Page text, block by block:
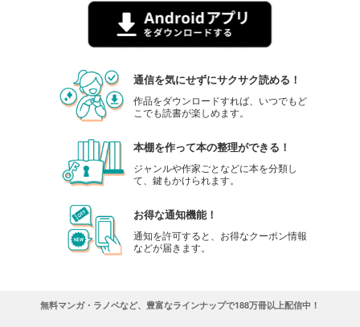
通信を気にせずにサクサク読める！
作品をダウンロードすれば、いつでもど
こでも読書が楽しめます。
本棚を作って本の整理ができる！
ジャンルや作家ごとなどに本を分類し
て、鍵もかけられます。
お得な通知機能！
通知を許可すると、お得なクーポン情報
などが届きます。
無料マンガ・ラノベなど、豊富なラインナップで188万冊以上配信中！